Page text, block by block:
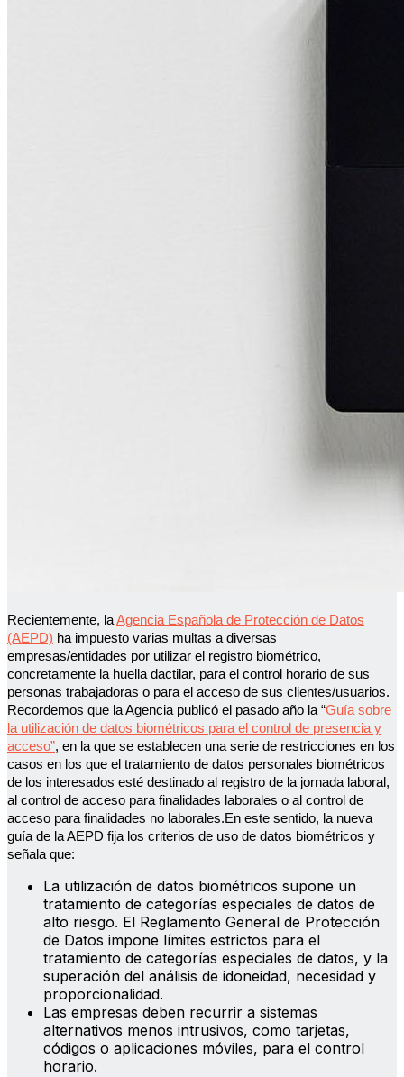
Recientemente, laAgencia Española de Protección de Datos
(AEPD) ha impuesto varias multas a diversas
empresas/entidades por utilizar el registro biométrico,
concretamente la huella dactilar, para el control horario de sus
personas trabajadoras o para el acceso de sus clientes/usuarios.
Recordemos que la Agencia publicó el pasado año la “Guía sobre
la utilización de datos biométricos para el control de presencia y
acceso”, en la que se establecen una serie de restricciones en los
casos en los que el tratamiento de datos personales biométricos
de los interesados esté destinado al registro de la jornada laboral,
al control de acceso para finalidades laborales o al control de
acceso para finalidades no laborales.En este sentido, la nueva
guía de la AEPD fija los criterios de uso de datos biométricos y
señala que:
La utilización de datos biométricos supone un
tratamiento de categorías especiales de datos de
alto riesgo. El Reglamento General de Protección
de Datos impone límites estrictos para el
tratamiento de categorías especiales de datos, y la
superación del análisis de idoneidad, necesidad y
proporcionalidad.
Las empresas deben recurrir a sistemas
alternativos menos intrusivos, como tarjetas,
códigos o aplicaciones móviles, para el control
horario.